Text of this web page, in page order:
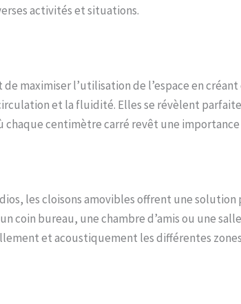
activités et situations.
maximiser l’utilisation de l’espace en créant
et la fluidité. Elles se révèlent
chaque centimètre carré revêt une
les cloisons amovibles offrent une solution
coin bureau, une chambre d’amis ou une
et acoustiquement les différentes